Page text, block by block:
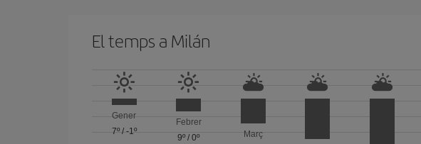
El temps a Milán
Gener
7º/ -1º
Febrer
9º /0º
Març